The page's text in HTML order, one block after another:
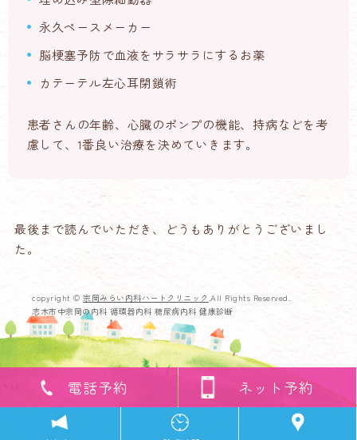
永久ペースメーカー
脳梗塞予防で血液をサラサラにするお薬
カテーテル左心耳閉鎖術
患者さんの年齢、心臓のポンプの機能、持病などを考
慮して、1番良い治療を決めていきます。
最後まで読んでいただき、どうもありがとうございまし
た。
電話予約 ネット予約
copyright ©宗岡みらい内科ハートクリニック .All Rights Reserved.
志木市中宗岡の内科 循環器内科 糖尿病内科 健康診断